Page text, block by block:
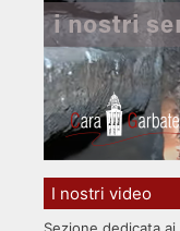
I nostri video